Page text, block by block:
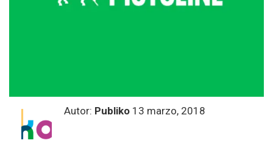
Autor: Publiko 13 marzo, 2018